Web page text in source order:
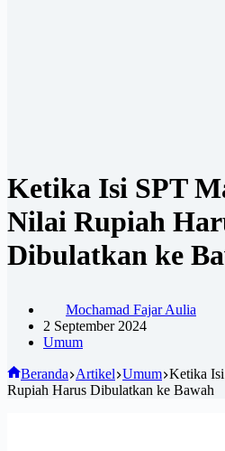
Ketika Isi SPT
Nilai Rupiah
Dibulatkan ke
Mochamad Fajar Aulia
2 September 2024
Umum
Beranda Artikel Umum Ketika
Rupiah Harus Dibulatkan ke Bawah